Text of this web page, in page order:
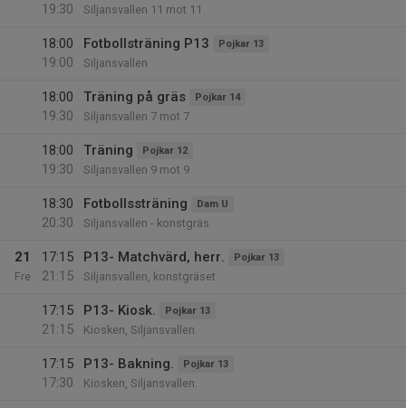
19:30
Siljansvallen 11 mot 11
18:00
19:00
Fotbollsträning P13 Pojkar 13
Siljansvallen
18:00
19:30
Träning på gräs Pojkar 14
Siljansvallen 7 mot 7
18:00
19:30
Träning Pojkar 12
Siljansvallen 9 mot 9
18:30
20:30
Fotbollssträning Dam U
Siljansvallen - konstgräs
21
Fre
17:15
21:15
P13- Matchvärd, herr. Pojkar 13
Siljansvallen, konstgräset.
17:15
21:15
P13- Kiosk. Pojkar 13
Kiosken, Siljansvallen.
17:15
17:30
P13- Bakning. Pojkar 13
Kiosken, Siljansvallen.